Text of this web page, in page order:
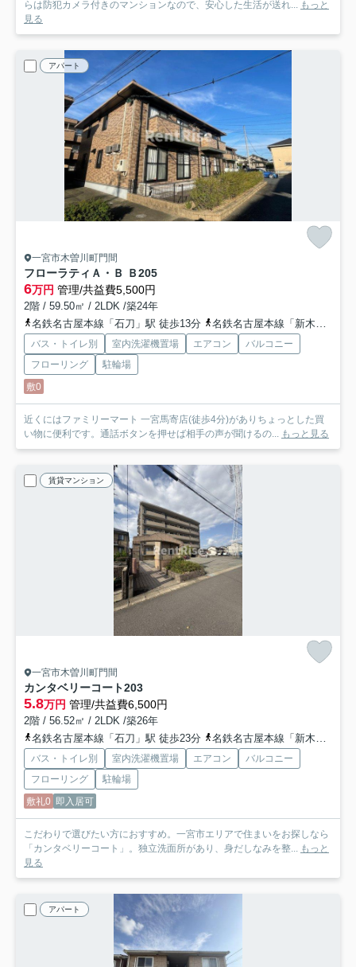
らは防犯カメラ付きのマンションなので、安心した生活が送れ... もっと
見る
アパート
一宮市木曽川町門間
フローラティＡ・Ｂ Ｂ205
6万円 管理/共益費5,500円
2階 / 59.50㎡ / 2LDK /築24年
名鉄名古屋本線「石刀」駅 徒歩13分
名鉄名古屋本線「新木曽川」駅 徒歩25分
バス・トイレ別 室内洗濯機置場 エアコン
バルコニー
フローリング
駐輪場
敷0
近くにはファミリーマート 一宮馬寄店(徒歩4分)がありちょっとした買
い物に便利です。通話ボタンを押せば相手の声が聞けるの... もっと見る
賃貸マンション
一宮市木曽川町門間
カンタベリーコート203
5.8万円 管理/共益費6,500円
2階 / 56.52㎡ / 2LDK /築26年
名鉄名古屋本線「石刀」駅 徒歩23分
名鉄名古屋本線「新木曽川」駅 徒歩27分
バス・トイレ別 室内洗濯機置場 エアコン
バルコニー
フローリング
駐輪場
敷礼0 即入居可
こだわりで選びたい方におすすめ。一宮市エリアで住まいをお探しなら
「カンタベリーコート」。独立洗面所があり、身だしなみを整... もっと
見る
アパート